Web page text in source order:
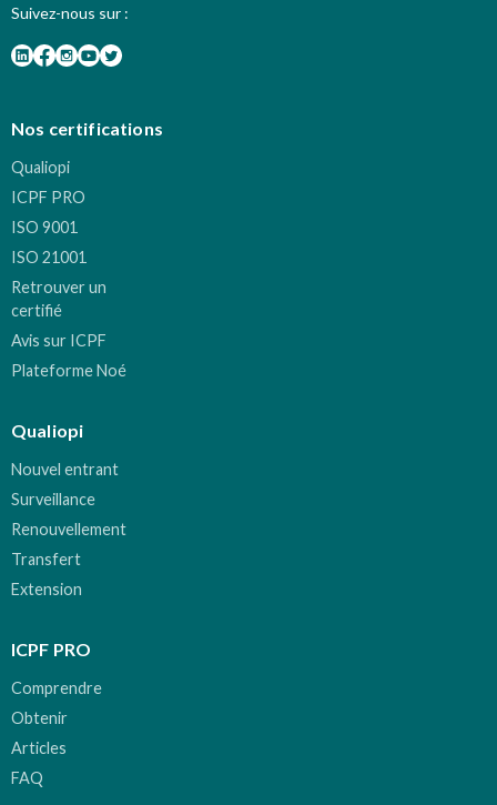
Suivez-nous sur :
Nos certifications
Qualiopi
ICPF PRO
ISO 9001
ISO 21001
Retrouver un
certifié
Avis sur ICPF
Plateforme Noé
Qualiopi
Nouvel entrant
Surveillance
Renouvellement
Transfert
Extension
ICPF PRO
Comprendre
Obtenir
Articles
FAQ